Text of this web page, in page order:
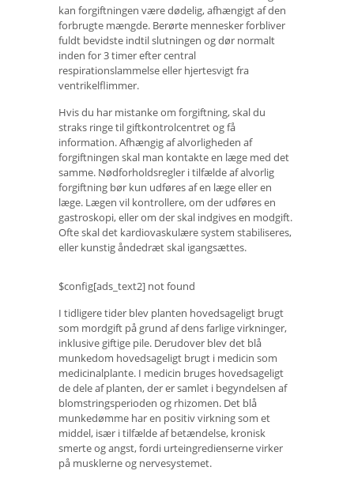
kan forgiftningen være dødelig, afhængigt af den
forbrugte mængde. Berørte mennesker forbliver
fuldt bevidste indtil slutningen og dør normalt
inden for 3 timer efter central
respirationslammelse eller hjertesvigt fra
ventrikelflimmer.
Hvis du har mistanke om forgiftning, skal du
straks ringe til giftkontrolcentret og få
information. Afhængig af alvorligheden af ​​
forgiftningen skal man kontakte en læge med det
samme. Nødforholdsregler i tilfælde af alvorlig
forgiftning bør kun udføres af en læge eller en
læge. Lægen vil kontrollere, om der udføres en
gastroskopi, eller om der skal indgives en modgift.
Ofte skal det kardiovaskulære system stabiliseres,
eller kunstig åndedræt skal igangsættes.
$config[ads_text2] not found
I tidligere tider blev planten hovedsageligt brugt
som mordgift på grund af dens farlige virkninger,
inklusive giftige pile. Derudover blev det blå
munkedom hovedsageligt brugt i medicin som
medicinalplante. I medicin bruges hovedsageligt
de dele af planten, der er samlet i begyndelsen af ​​
blomstringsperioden og rhizomen. Det blå
munkedømme har en positiv virkning som et
middel, især i tilfælde af betændelse, kronisk
smerte og angst, fordi urteingredienserne virker
på musklerne og nervesystemet.